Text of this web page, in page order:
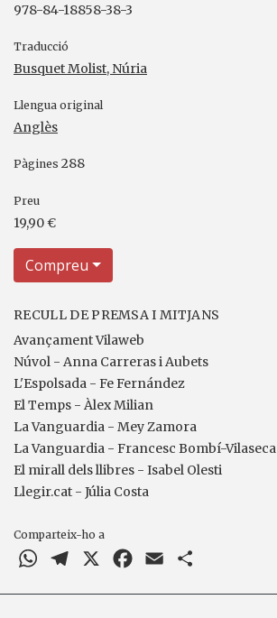
978-84-18858-38-3
Traducció
Busquet Molist, Núria
Llengua original
Anglès
Pàgines 288
Preu
19,90 €
Compreu
RECULL DE PREMSA I MITJANS
Avançament Vilaweb
Núvol - Anna Carreras i Aubets
L'Espolsada - Fe Fernández
El Temps - Àlex Milian
La Vanguardia - Mey Zamora
La Vanguardia - Francesc Bombí-Vilaseca
El mirall dels llibres - Isabel Olesti
Llegir.cat - Júlia Costa
Comparteix-ho a
WhatsAppTelegram Facebook
Email